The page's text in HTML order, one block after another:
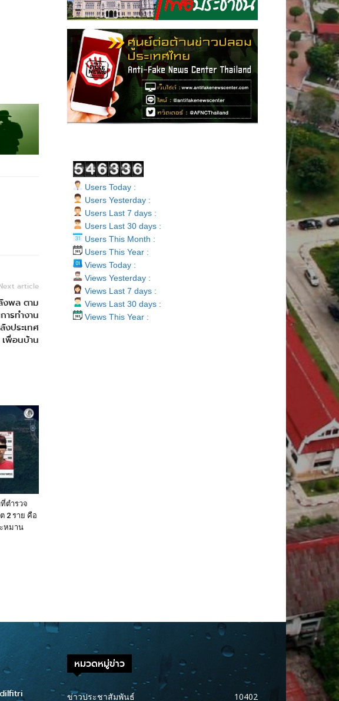
article
งพล ตาม
ารทำงาน
ประเทศ
เพื่อนบ้าน
ตำรวจ
2 ราย คือ
หมาน
Users Today :
Users Yesterday :
Users Last 7 days :
Users Last 30 days :
Users This Month :
Users This Year :
Views Today :
Views Yesterday :
Views Last 7 days :
Views Last 30 days :
Views This Year :
หมวดหมู่ข่าว
ข่าวประชาสัมพันธ์ 10402